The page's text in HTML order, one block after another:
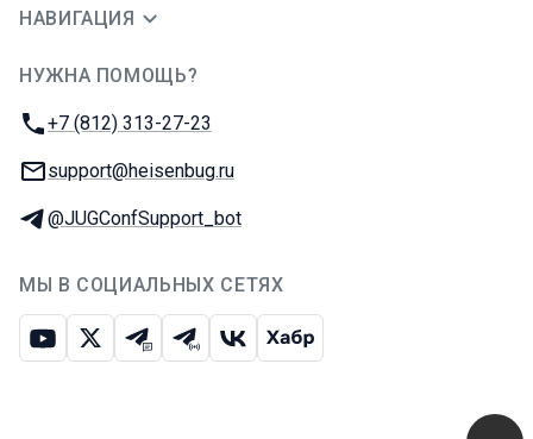
НАВИГАЦИЯ
НУЖНА ПОМОЩЬ?
Телефон:
+7 (812) 313-27-23
E-mail:
support@heisenbug.ru
Телеграм:
@JUGConfSupport_bot
МЫ В СОЦИАЛЬНЫХ СЕТЯХ
ЮтубИкс Телеграм-чат
Телеграм-канал
ВКонтакте
Хабр